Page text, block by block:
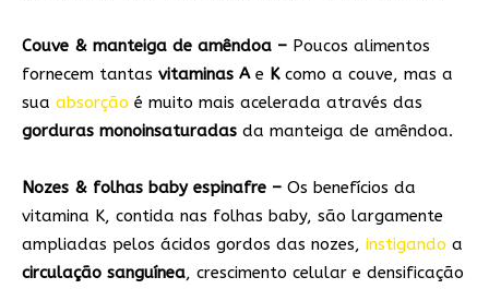
Couve & manteiga de amêndoa – Poucos alimentos
fornecem tantas vitaminas Ae Kcomo a couve, mas a
sua absorção é muito mais acelerada através das
gorduras monoinsaturadas da manteiga de amêndoa.
Nozes & folhas baby espinafre – Os benefícios da
vitamina K, contida nas folhas baby, são largamente
ampliadas pelos ácidos gordos das nozes, instigando a
circulação sanguínea, crescimento celular e densificação